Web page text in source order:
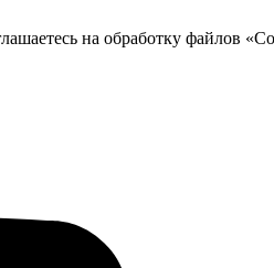
на обработку файлов